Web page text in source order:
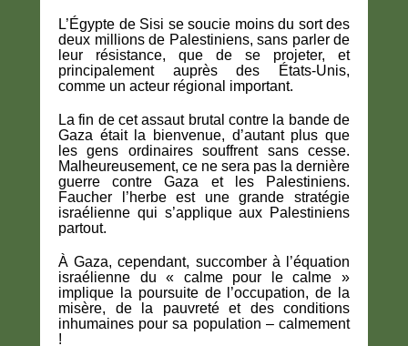
L’Égypte de Sisi se soucie moins du sort des
deux millions de Palestiniens, sans parler de
leur résistance, que de se projeter, et
principalement auprès des États-Unis,
comme un acteur régional important.
La fin de cet assaut brutal contre la bande de
Gaza était la bienvenue, d’autant plus que
les gens ordinaires souffrent sans cesse.
Malheureusement, ce ne sera pas la dernière
guerre contre Gaza et les Palestiniens.
Faucher l’herbe est une grande stratégie
israélienne qui s’applique aux Palestiniens
partout.
À Gaza, cependant, succomber à l’équation
israélienne du « calme pour le calme »
implique la poursuite de l’occupation, de la
misère, de la pauvreté et des conditions
inhumaines pour sa population – calmement
!